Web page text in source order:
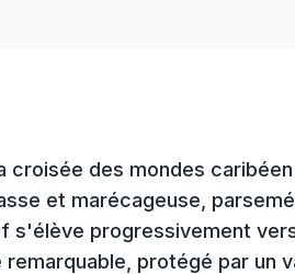
croisée des mondes
et marécageuse,
s'élève progressivement
protégé par un